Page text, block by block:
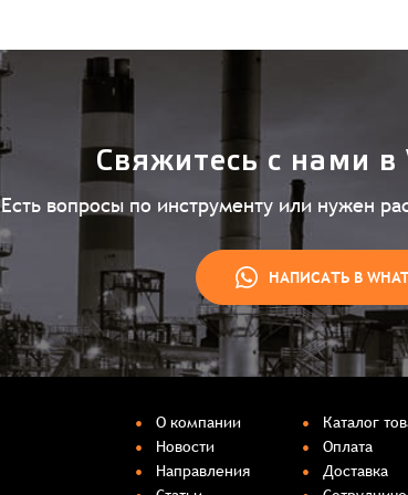
Свяжитесь с нами в
Есть вопросы по инструменту или нужен
НАПИСАТЬ В
О компании
Новости
Направления
Каталог
Оплата
Доставка